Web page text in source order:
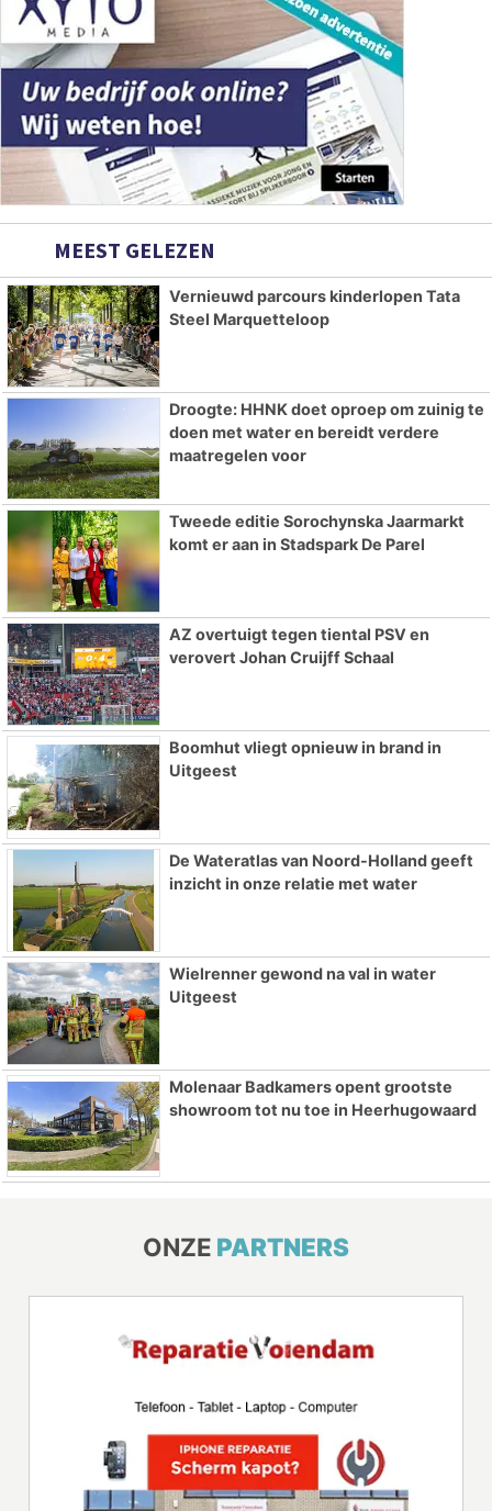
MEEST GELEZEN
Vernieuwd parcours kinderlopen Tata
Steel Marquetteloop
Droogte: HHNK doet oproep om zuinig te
doen met water en bereidt verdere
maatregelen voor
Tweede editie Sorochynska Jaarmarkt
komt er aan in Stadspark De Parel
AZ overtuigt tegen tiental PSV en
verovert Johan Cruijff Schaal
Boomhut vliegt opnieuw in brand in
Uitgeest
De Wateratlas van Noord-Holland geeft
inzicht in onze relatie met water
Wielrenner gewond na val in water
Uitgeest
Molenaar Badkamers opent grootste
showroom tot nu toe in Heerhugowaard
ONZE PARTNERS